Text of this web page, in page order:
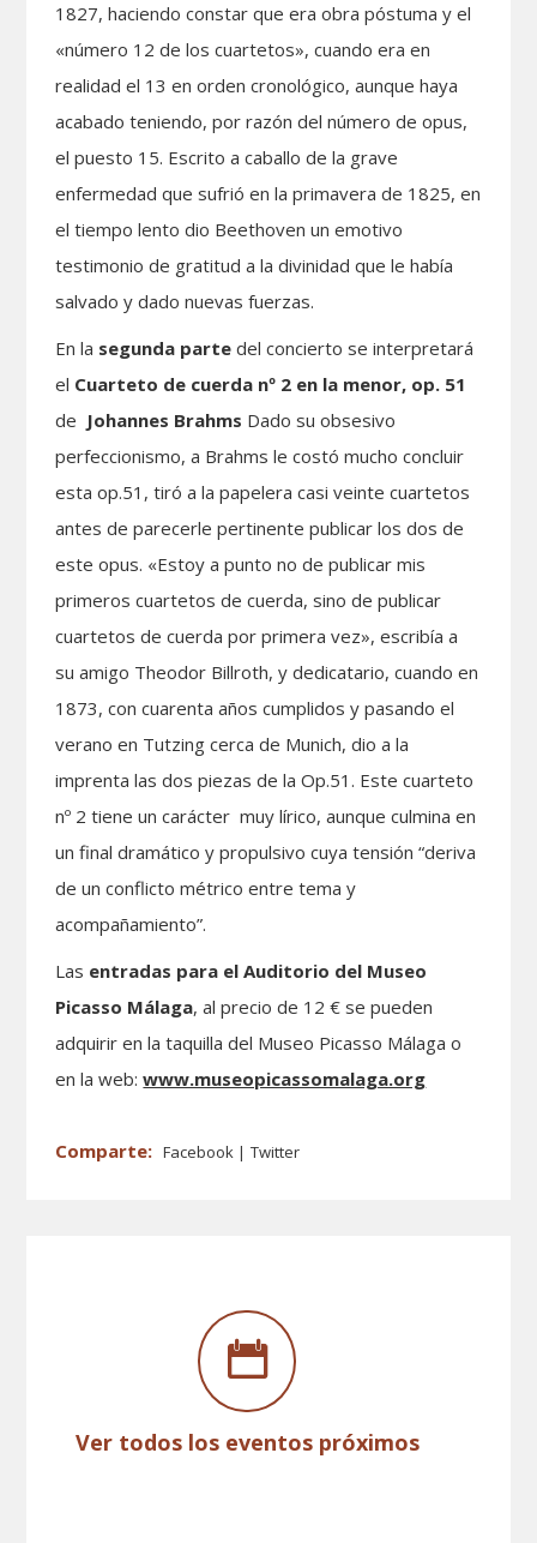
1827, haciendo constar que era obra póstuma y el
«número 12 de los cuartetos», cuando era en
realidad el 13 en orden cronológico, aunque haya
acabado teniendo, por razón del número de opus,
el puesto 15. Escrito a caballo de la grave
enfermedad que sufrió en la primavera de 1825, en
el tiempo lento dio Beethoven un emotivo
testimonio de gratitud a la divinidad que le había
salvado y dado nuevas fuerzas.
En la segunda parte del concierto se interpretará
el Cuarteto de cuerda nº 2 en la menor, op. 51
de Johannes Brahms Dado su obsesivo
perfeccionismo, a Brahms le costó mucho concluir
esta op.51, tiró a la papelera casi veinte cuartetos
antes de parecerle pertinente publicar los dos de
este opus. «Estoy a punto no de publicar mis
primeros cuartetos de cuerda, sino de publicar
cuartetos de cuerda por primera vez», escribía a
su amigo Theodor Billroth, y dedicatario, cuando en
1873, con cuarenta años cumplidos y pasando el
verano en Tutzing cerca de Munich, dio a la
imprenta las dos piezas de la Op.51. Este cuarteto
nº 2 tiene un carácter muy lírico, aunque culmina en
un final dramático y propulsivo cuya tensión “deriva
de un conflicto métrico entre tema y
acompañamiento”.
Las entradas para el Auditorio del Museo
Picasso Málaga, al precio de 12 € se pueden
adquirir en la taquilla del Museo Picasso Málaga o
en la web:www.museopicassomalaga.org
Facebook Twitter
Ver todos los eventos próximos